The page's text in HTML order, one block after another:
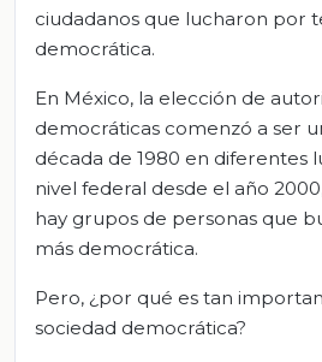
ciudadanos que lucharon por
democrática.
En México, la elección de
democráticas comenzó a ser
década de 1980 en diferentes
nivel federal desde el año
hay grupos de personas que
más democrática.
Pero, ¿por qué es tan
sociedad democrática?